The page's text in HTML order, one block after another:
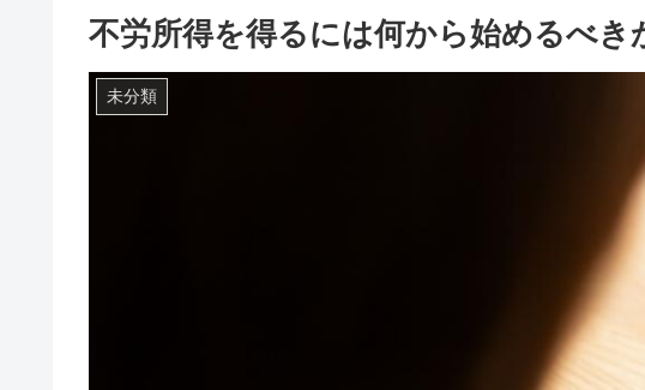
不労所得を得るには何から始めるべき
未分類